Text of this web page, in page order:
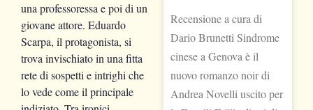
una professoressa e poi di un
giovane attore. Eduardo
Scarpa, il protagonista, si
trova invischiato in una fitta
rete di sospetti e intrighi che
lo vede come il principale
Recensione a cura di
Dario Brunetti Sindrome
cinese a Genova è il
nuovo romanzo noir di
Andrea Novelli uscito per